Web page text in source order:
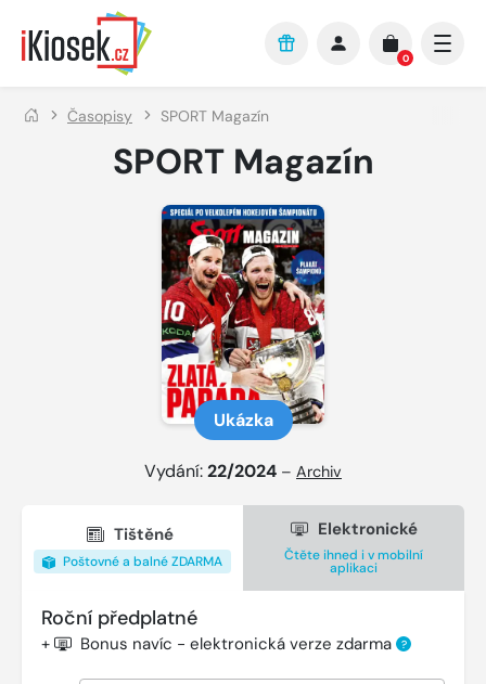
Přejít na hlavní obsah
0
Časopisy SPORT Magazín
SPORT Magazín
Ukázka
Vydání:22/2024 – Archiv
Tištěné
Poštovné a balné ZDARMA
Elektronické
Čtěte ihned i v mobilní
aplikaci
Roční předplatné
+ Bonus navíc - elektronická verze zdarma ?